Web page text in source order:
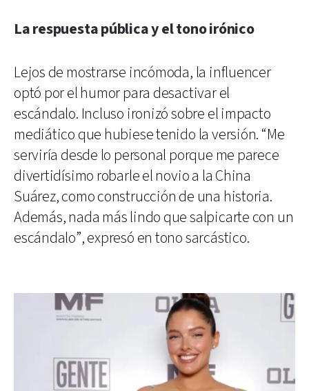
La respuesta pública y el tono irónico
Lejos de mostrarse incómoda, la influencer
optó por el humor para desactivar el
escándalo. Incluso ironizó sobre el impacto
mediático que hubiese tenido la versión. “Me
serviría desde lo personal porque me parece
divertidísimo robarle el novio a la China
Suárez, como construcción de una historia.
Además, nada más lindo que salpicarte con un
escándalo”, expresó en tono sarcástico.